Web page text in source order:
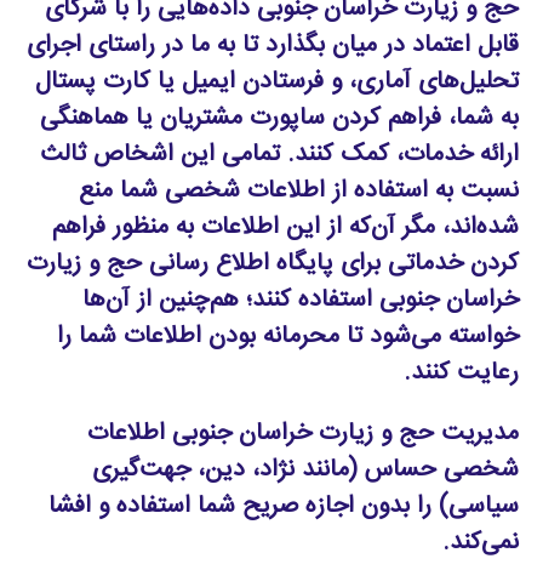
حج و زیارت خراسان جنوبی داده‌هایی را با شرکای
قابل اعتماد در میان بگذارد تا به ما در راستای اجرای
تحلیل‌های آماری، و فرستادن ایمیل یا کارت پستال
به شما، فراهم کردن ساپورت مشتریان یا هماهنگی
ارائه خدمات، کمک کنند. تمامی این اشخاص ثالث
نسبت به استفاده از اطلاعات شخصی شما منع
شده‌اند، مگر آن‌که از این اطلاعات به منظور فراهم
کردن خدماتی برای پایگاه اطلاع رسانی حج و زیارت
خراسان جنوبی استفاده کنند؛ هم‌چنین از آن‌ها
خواسته می‌شود تا محرمانه بودن اطلاعات شما را
رعایت کنند.
مدیریت حج و زیارت خراسان جنوبی اطلاعات
شخصی حساس (مانند نژاد، دین، جهت‌گیری
سیاسی) را بدون اجازه صریح شما استفاده و افشا
نمی‌کند.